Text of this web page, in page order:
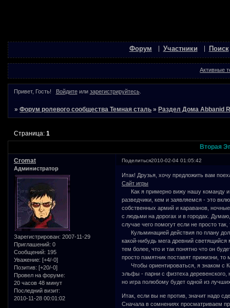
Форум Участники Поиск
Активные
Привет, Гость! Войдитеили зарегистрируйтесь.
»Форум ролевого сообщества Темная сталь »Раздел Дома Abbanid
Вторая
Страница:1
Поделиться2010-02-04 01:05:42
Cromat
Администратор
Зарегистрирован: 2007-11-29
Приглашений: 0
Сообщений: 195
Уважение: [+4/-0]
Позитив: [+20/-0]
Провел на форуме:
20 часов 48 минут
Последний визит:
2010-11-28 00:01:02
Итак! Друзья, хочу предложить вам
Сайт игры
Как я примерно вижу нашу команду и
разведчики, кем и заявляемся - это
собственных армий и караванов,
с людьми на дорогах и в городах.
случае чего помогут если не просто так,
Кульминацией действия по плану
какой-нибудь мега древний светящийся
тем более, что и так понятно что он
просто памятник поставят прижизни,
Чтобы ориентироваться, я знаком с
эльфы - парни с физтеха
но игра полюбому будет одной из
Итак, если вы не против, значит надо
Сначала в сомнениях просматриваем